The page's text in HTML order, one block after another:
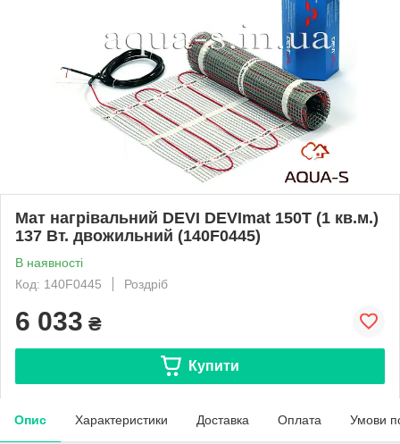
Мат нагрівальний DEVI DEVImat 150T (1 кв.м.)
137 Вт. двожильний (140F0445)
В наявності
Код: 140F0445
Роздріб
6 033 ₴
Купити
Опис Характеристики Доставка Оплата Умови